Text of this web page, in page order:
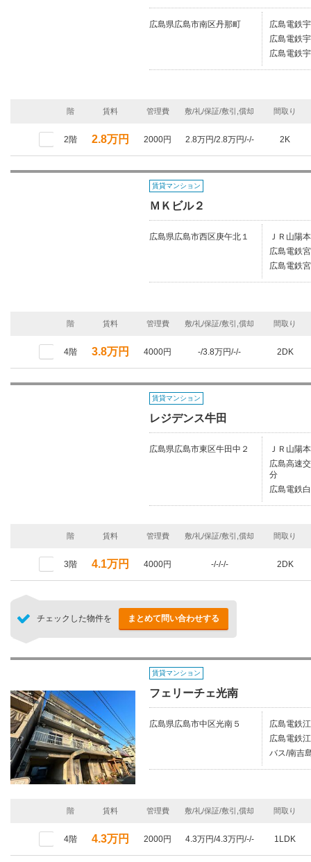
広島県広島市南区丹那町
広島電鉄
広島電鉄
広島電鉄
階 賃料 管理費 敷/礼/保証/敷引,償却 間取り
2階 2.8万円 2000円 2.8万円/2.8万円/-/- 2K
賃貸マンション
ＭＫビル２
広島県広島市西区庚午北１
ＪＲ山陽
広島電鉄
広島電鉄
階 賃料 管理費 敷/礼/保証/敷引,償却 間取り
4階 3.8万円 4000円 -/3.8万円/-/- 2DK
賃貸マンション
レジデンス牛田
広島県広島市東区牛田中２
ＪＲ山陽
広島高速
分
広島電鉄
階 賃料 管理費 敷/礼/保証/敷引,償却 間取り
3階 4.1万円 4000円 -/-/-/- 2DK
チェックした物件を まとめて問い合わせする
賃貸マンション
フェリーチェ光南
広島県広島市中区光南５
広島電鉄
広島電鉄
バス/南吉
階 賃料 管理費 敷/礼/保証/敷引,償却 間取り
4階 4.3万円 2000円 4.3万円/4.3万円/-/- 1LDK